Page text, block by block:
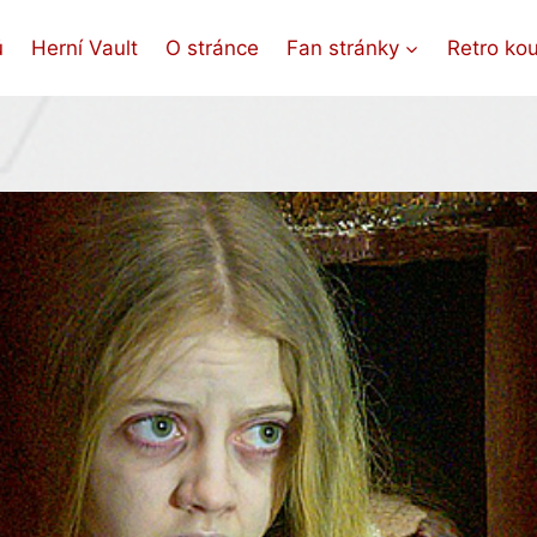
Herní Vault O stránce Fan stránky Retro